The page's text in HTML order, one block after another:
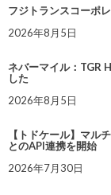
フジトランスコーポ
2026年8月5日
ネバーマイル：TGR
した
2026年8月5日
【トドケール】マル
とのAPI連携を開始
2026年7月30日